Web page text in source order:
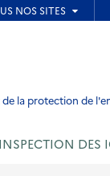
la protection de
INSPECTION DES